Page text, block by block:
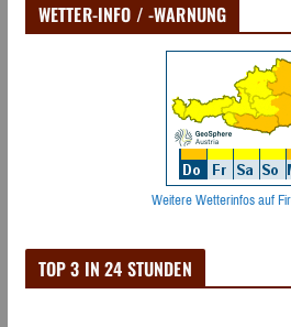
WETTER-INFO / -WARNUNG
Weitere Wetterinfos auf
TOP 3 IN 24 STUNDEN